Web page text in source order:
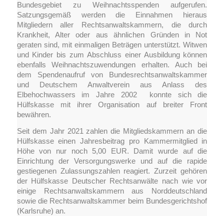
Bundesgebiet zu Weihnachtsspenden aufgerufen.
Satzungsgemäß werden die Einnahmen hieraus
Mitgliedern aller Rechtsanwaltskammern, die durch
Krankheit, Alter oder aus ähnlichen Gründen in Not
geraten sind, mit einmaligen Beträgen unterstützt. Witwen
und Kinder bis zum Abschluss einer Ausbildung können
ebenfalls Weihnachtszuwendungen erhalten. Auch bei
dem Spendenaufruf von Bundesrechtsanwaltskammer
und Deutschem Anwaltverein aus Anlass des
Elbehochwassers im Jahre 2002 konnte sich die
Hülfskasse mit ihrer Organisation auf breiter Front
bewähren.
Seit dem Jahr 2021 zahlen die Mitgliedskammern an die
Hülfskasse einen Jahresbeitrag pro Kammermitglied in
Höhe von nur noch 5,00 EUR. Damit wurde auf die
Einrichtung der Versorgungswerke und auf die rapide
gestiegenen Zulassungszahlen reagiert. Zurzeit gehören
der Hülfskasse Deutscher Rechtsanwälte nach wie vor
einige Rechtsanwaltskammern aus Norddeutschland
sowie die Rechtsanwaltskammer beim Bundesgerichtshof
(Karlsruhe) an.